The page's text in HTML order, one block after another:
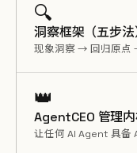
🔍
洞察框架（五步法
现象洞察 → 回归原
👑
AgentCEO 管理
让任何 AI Agent 具备